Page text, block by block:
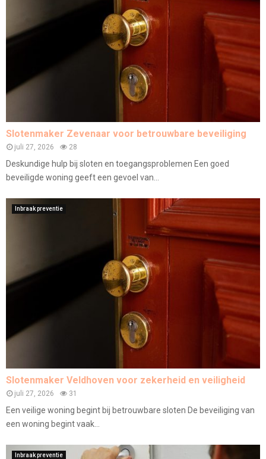
Slotenmaker Zevenaar voor betrouwbare beveiliging
juli 27, 2026 28
Deskundige hulp bij sloten en toegangsproblemen Een goed
beveiligde woning geeft een gevoel van...
Inbraak preventie
Slotenmaker Veldhoven voor zekerheid en veiligheid
juli 27, 2026 31
Een veilige woning begint bij betrouwbare sloten De beveiliging van
een woning begint vaak...
Inbraak preventie